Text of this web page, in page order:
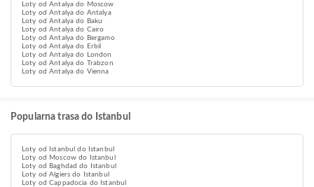
Loty od Antalya do Moscow
Loty od Antalya do Antalya
Loty od Antalya do Baku
Loty od Antalya do Cairo
Loty od Antalya do Bergamo
Loty od Antalya do Erbil
Loty od Antalya do London
Loty od Antalya do Trabzon
Loty od Antalya do Vienna
Popularna trasa do Istanbul
Loty od Istanbul do Istanbul
Loty od Moscow do Istanbul
Loty od Baghdad do Istanbul
Loty od Algiers do Istanbul
Loty od Cappadocia do Istanbul